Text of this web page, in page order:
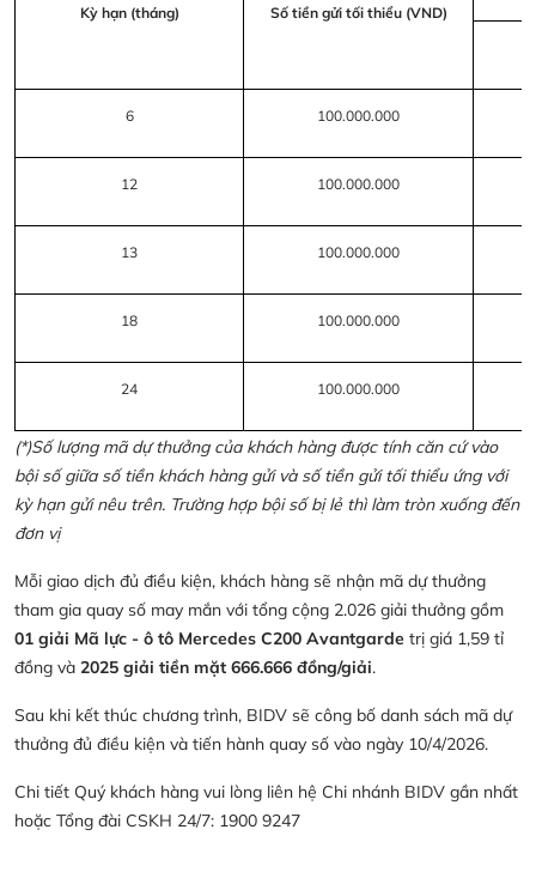
Kỳ hạn (tháng) Số tiền gửi tối thiểu (VND)
6 100.000.000
12 100.000.000
13 100.000.000
18 100.000.000
24 100.000.000
(*)Số lượng mã dự thưởng của khách hàng được tính căn cứ vào
bội số giữa số tiền khách hàng gửi và số tiền gửi tối thiểu ứng với
kỳ hạn gửi nêu trên. Trường hợp bội số bị lẻ thì làm tròn xuống đến
đơn vị
Mỗi giao dịch đủ điều kiện, khách hàng sẽ nhận mã dự thưởng
tham gia quay số may mắn với tổng cộng 2.026 giải thưởng gồm
01 giải Mã lực - ô tô Mercedes C200 Avantgarde trị giá 1,59 tỉ
đồng và 2025 giải tiền mặt 666.666 đồng/giải.
Sau khi kết thúc chương trình, BIDV sẽ công bố danh sách mã dự
thưởng đủ điều kiện và tiến hành quay số vào ngày 10/4/2026.
Chi tiết Quý khách hàng vui lòng liên hệ Chi nhánh BIDV gần nhất
hoặc Tổng đài CSKH 24/7: 1900 9247